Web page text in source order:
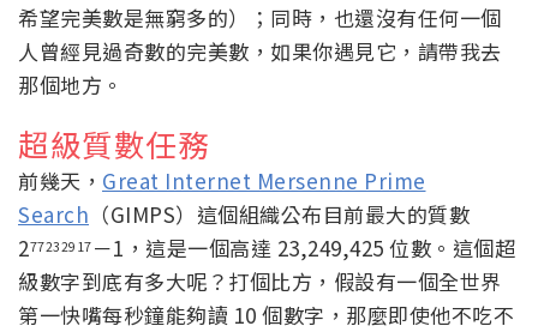
希望完美數是無窮多的）；同時，也還沒有任何一個
人曾經見過奇數的完美數，如果你遇見它，請帶我去
那個地方。
超級質數任務
前幾天， Great Internet Mersenne Prime
Search （GIMPS）這個組織公布目前最大的質數
277232917 －1，這是一個高達 23,249,425 位數。這個超
級數字到底有多大呢？打個比方，假設有一個全世界
第一快嘴每秒鐘能夠讀 10 個數字，那麼即使他不吃不